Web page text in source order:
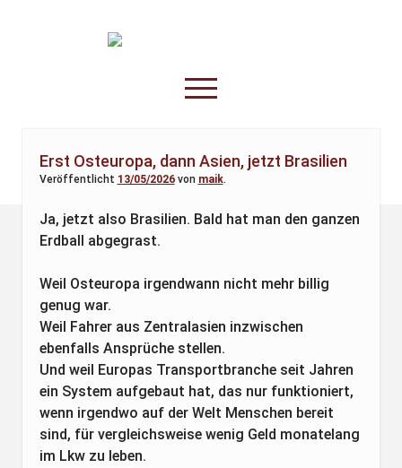
TruckOnline.de
open
menu
Anderswo
Spesenliste
Erst Osteuropa, dann Asien, jetzt Brasilien
Veröffentlicht 13/05/2026von maik.
Ja, jetzt also Brasilien. Bald hat man den ganzen
Erdball abgegrast.
Weil Osteuropa irgendwann nicht mehr billig
genug war.
Weil Fahrer aus Zentralasien inzwischen
ebenfalls Ansprüche stellen.
Und weil Europas Transportbranche seit Jahren
ein System aufgebaut hat, das nur funktioniert,
wenn irgendwo auf der Welt Menschen bereit
sind, für vergleichsweise wenig Geld monatelang
im Lkw zu leben.